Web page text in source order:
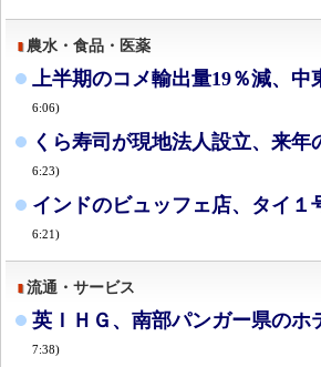
農水・食品・医薬
上半期のコメ輸出量19％減、
6:06)
くら寿司が現地法人設立、来年
6:23)
インドのビュッフェ店、タイ１
6:21)
流通・サービス
英ＩＨＧ、南部パンガー県のホ
7:38)